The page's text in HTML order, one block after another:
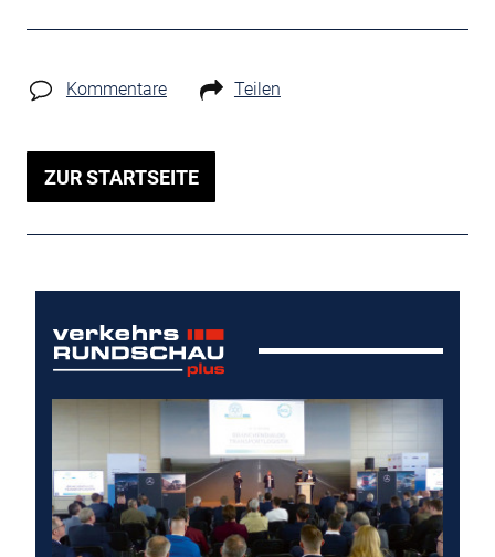
Kommentare Teilen
ZUR STARTSEITE